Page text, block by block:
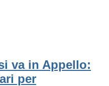
va in Appello:
per